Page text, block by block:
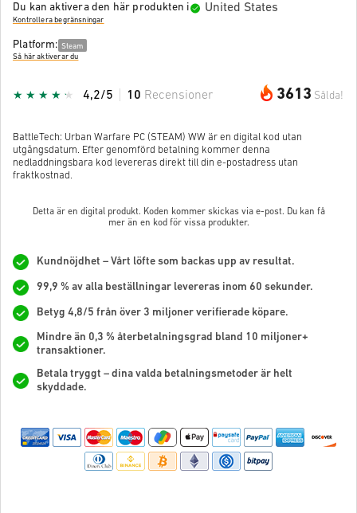
Du kan aktivera den här produkten i United States
Kontrollera begränsningar
Platform: Steam
Så här aktiverar du
3613 Sålda!
4,2/5 10 Recensioner
BattleTech: Urban Warfare PC (STEAM) WW är en digital kod utan
utgångsdatum. Efter genomförd betalning kommer denna
nedladdningsbara kod levereras direkt till din e-postadress utan
fraktkostnad.
Detta är en digital produkt. Koden kommer skickas via e-post. Du kan få
mer än en kod för vissa produkter.
Kundnöjdhet – Vårt löfte som backas upp av resultat.
99,9 % av alla beställningar levereras inom 60 sekunder.
Betyg 4,8/5 från över 3 miljoner verifierade köpare.
Mindre än 0,3 % återbetalningsgrad bland 10 miljoner+
transaktioner.
Betala tryggt – dina valda betalningsmetoder är helt
skyddade.